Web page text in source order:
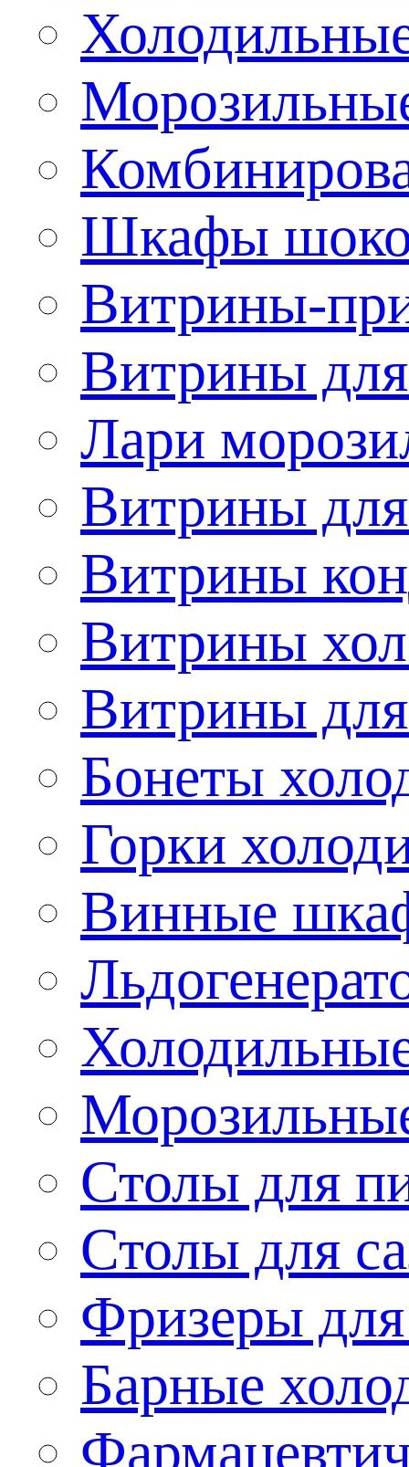
Шкафы
Витрины-
Витрины
Лари
Витрины
Витрины
Витрины
Витрины
Бонеты
Горки
Винные
Столы для
Столы для
Фризеры
Барные